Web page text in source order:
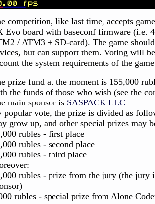
competition, like last time, accepts
Evo board with baseconf firmware (i.e.
/ ATM3 + SD-card). The game
but can support them. Voting will
the system requirements of the
prize fund at the moment is 155,000
the funds of those who wish (see the
main sponsor is SASPACK LLC
popular vote, the prize is divided as
grow up, and other special prizes may
rubles - first place
rubles - second place
rubles - third place
rubles - prize from the jury (the jury
rubles - special prize from Alone